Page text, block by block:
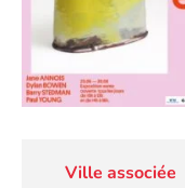
Ville associée